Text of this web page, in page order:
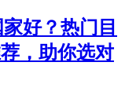
好？热门目
，助你选对